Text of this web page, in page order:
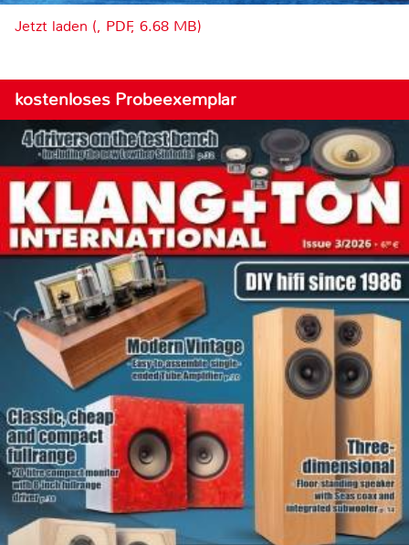
Jetzt laden (, PDF, 6.68 MB)
kostenloses Probeexemplar